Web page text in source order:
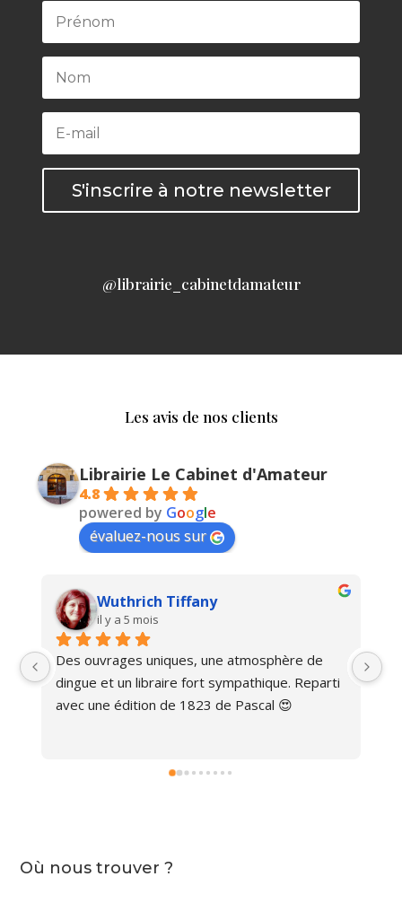
S'inscrire à notre newsletter
@librairie_cabinetdamateur
Les avis de nos clients
Librairie Le Cabinet d'Amateur
4.8
powered by Google
évaluez-nous sur
Wuthrich Tiffany
il y a 5 mois
Des ouvrages uniques, une atmosphère de
dingue et un libraire fort sympathique. Reparti
avec une édition de 1823 de Pascal 😍
Où nous trouver ?